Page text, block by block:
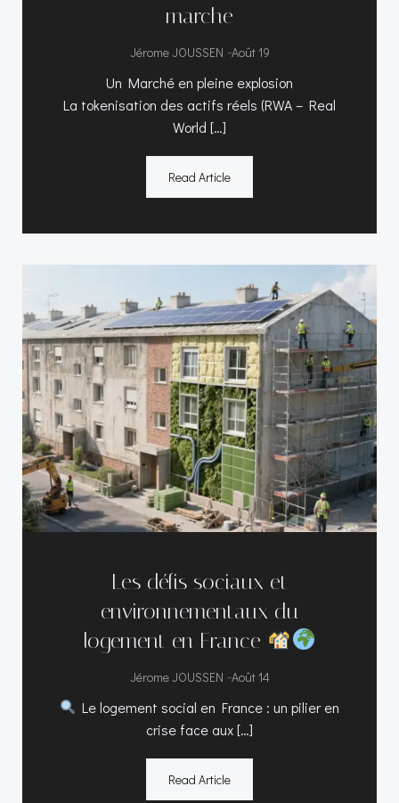
marche
Jérome JOUSSEN -Août 19
Un Marché en pleine explosion
La tokenisation des actifs réels (RWA – Real
World […]
Read Article
Les défis sociaux et
environnementaux du
logement en France
Jérome JOUSSEN -Août 14
Le logement social en France : un pilier en
crise face aux […]
Read Article